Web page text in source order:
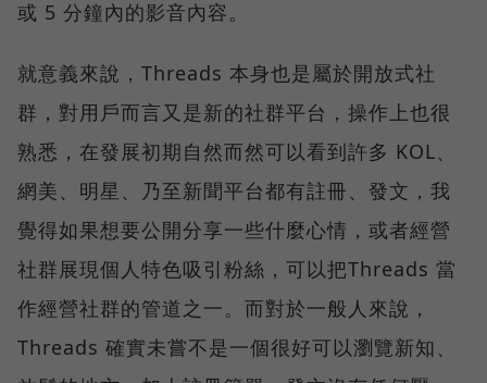
或 5 分鐘內的影音內容。
就意義來說，Threads 本身也是屬於開放式社
群，對用戶而言又是新的社群平台，操作上也很
熟悉，在發展初期自然而然可以看到許多 KOL、
網美、明星、乃至新聞平台都有註冊、發文，我
覺得如果想要公開分享一些什麼心情，或者經營
社群展現個人特色吸引粉絲，可以把Threads 當
作經營社群的管道之一。而對於一般人來說，
Threads 確實未嘗不是一個很好可以瀏覽新知、